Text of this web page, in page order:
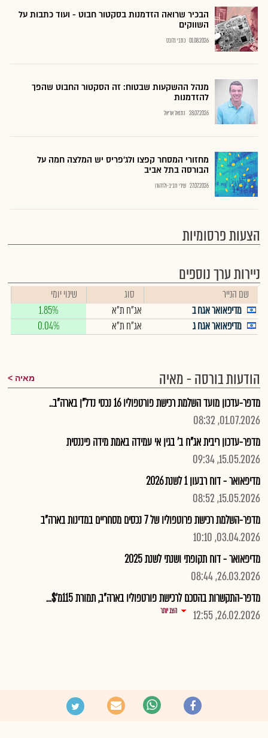
הבכיר שרואה הזדמנות בסקטור חבוט - ועוד כתבות על
השווקים
01.08.2026 כתבי גלובס
מנהל ההשקעות שבטוח: זה הסקטור החבוט שהפך
להזדמנות
28.07.2026 נתנאל אריאל
מחזורי המסחר קפצו ולג'פריס יש המלצה חמה על
הבורסה בתל אביב
27.07.2026 שירי חביב-ולדהורן
הצעות פרסומיות
ניירות ערך נוספים
שם הנייר סוג
שינוי יומי
מדיפאואר אגח ב
אג"ח ת"א
1.85%
מדיפאואר אגח ג
אג"ח ת"א 0.04%
הודעות בורסה - מאיה מאיה
מדפר-עדכון מועד השלמת רכישת פורטפוליו 16 נכסי נדל"ן בארה"ב..
01.07.2026, 08:32
מדפר-עדכון ריבית אג"ח ב' בגין אי עמידה באמת מידה פיננסית
15.05.2026, 09:34
מדיפאואר - דוח רבעון 1 לשנת 2026
15.05.2026, 08:52
מדפר-השלמת רכישת פרוטפוליו של 7 נכסים מסחריים במדינות בארה"ב
03.04.2026, 10:10
מדיפאואר - דוח תקופתי ושנתי לשנת 2025
26.03.2026, 08:44
מדפר-התקשרות בהסכם לרכישת פורטפוליו בארה"ב, תמורת 115מ'$...
26.02.2026, 12:55
הצג יותר